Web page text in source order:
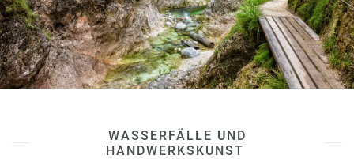
WASSERFÄLLE UND
HANDWERKSKUNST